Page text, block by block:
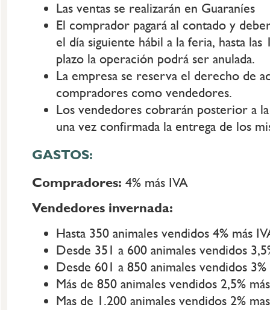
Las ventas se realizarán en Guaraníes
El comprador pagará al contado y
el día siguiente hábil a la feria, hasta las
plazo la operación podrá ser anulada.
La empresa se reserva el derecho de
compradores como vendedores.
Los vendedores cobrarán posterior a
una vez confirmada la entrega de los
GASTOS:
Compradores: 4% más IVA
Vendedores invernada:
Hasta 350 animales vendidos 4% más
Desde 351 a 600 animales vendidos
Desde 601 a 850 animales vendidos 3%
Más de 850 animales vendidos 2,5%
Mas de 1.200 animales vendidos 2%